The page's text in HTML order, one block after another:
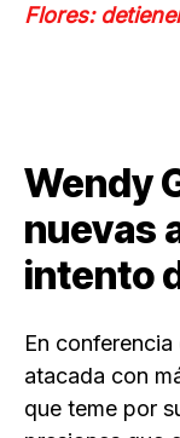
Flores:
Wendy
nuevas
intento
En
atacada con
que teme por